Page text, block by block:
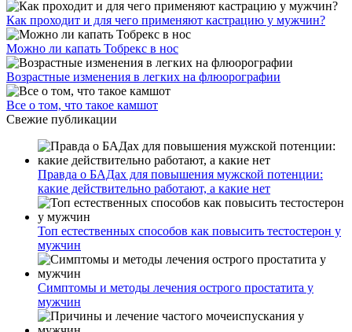
Как проходит и для чего применяют кастрацию у мужчин?
Можно ли капать Тобрекс в нос
Возрастные изменения в легких на флюорографии
Все о том, что такое камшот
Свежие публикации
Правда о БАДах для повышения мужской потенции:
какие действительно работают, а какие нет
Топ естественных способов как повысить тестостерон у
мужчин
Симптомы и методы лечения острого простатита у
мужчин